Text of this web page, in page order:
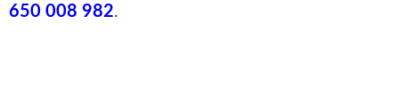
650 008 982.